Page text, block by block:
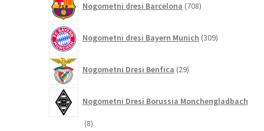
Nogometni dresi Barcelona 708izdelkov
Nogometni dresi Bayern Munich 309izdelkov
Nogometni Dresi Benfica 29izdelkov
Nogometni Dresi Borussia Monchengladbach
88